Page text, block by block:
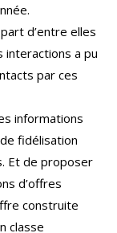
d’entre elles
interactions a pu
par ces
informations
fidélisation
Et de proposer
d’offres
construite
classe